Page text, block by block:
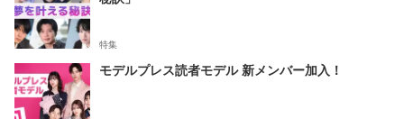
特集
モデルプレス読者モデル 新メンバー加入！